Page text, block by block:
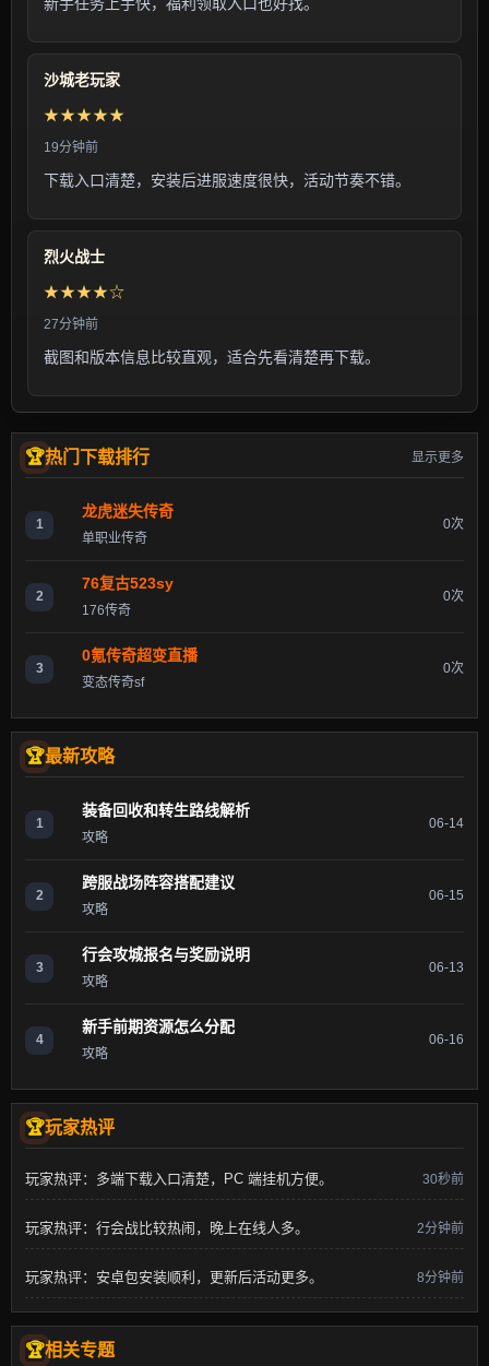
沙城老玩家
★★★★★
19分钟前
下载入口清楚，安装后进服速度很快，活动节奏不错。
烈火战士
★★★★☆
27分钟前
截图和版本信息比较直观，适合先看清楚再下载。
热门下载排行 显示更多
1
龙虎迷失传奇
单职业传奇
0次
2
76复古523sy
176传奇
0次
3
0氪传奇超变直播
变态传奇sf
0次
最新攻略
1
装备回收和转生路线解析
攻略
06-14
2
跨服战场阵容搭配建议
攻略
06-15
3
行会攻城报名与奖励说明
攻略
06-13
4
新手前期资源怎么分配
攻略
06-16
玩家热评
玩家热评：多端下载入口清楚，PC 端挂机方便。 30秒前
玩家热评：行会战比较热闹，晚上在线人多。 2分钟前
玩家热评：安卓包安装顺利，更新后活动更多。 8分钟前
相关专题